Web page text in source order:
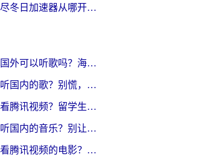
苹果手机无尽冬日加速器从哪开启？海外玩家的冬日生存指南
酷狗会员在国外可以听歌吗？海外党亲测有效：3步解决音乐权限难题
在国外无法听国内的歌？别慌，这样操作就能畅听QQ音乐（附亲测加速器推荐）
在国外如何看腾讯视频？留学生亲测有效的回国加速方案
在国外怎么听国内的音乐？别让版权限制断了你的华语歌单
怎么在国外看腾讯视频的电影？海外党亲测有效的回国加速指南